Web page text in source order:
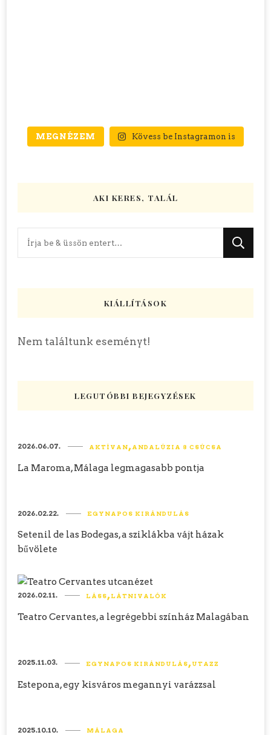
MEGNÉZEM Kövess be Instagramon is
AKI KERES, TALÁL
Keres
KIÁLLÍTÁSOK
Nem találtunk eseményt!
LEGUTÓBBI BEJEGYZÉSEK
AKTÍVAN ANDALÚZIA 8 CSÚCSA
La Maroma, Málaga legmagasabb pontja
2026.06.07.
EGYNAPOS KIRÁNDULÁS
Setenil de las Bodegas, a sziklákba vájt házak
bűvölete
2026.02.22.
LÁSS LÁTNIVALÓK
Teatro Cervantes, a legrégebbi színház Malagában
2026.02.11.
EGYNAPOS KIRÁNDULÁS UTAZZ
Estepona, egy kisváros megannyi varázzsal
2025.11.03.
MÁLAGA
2025.10.10.